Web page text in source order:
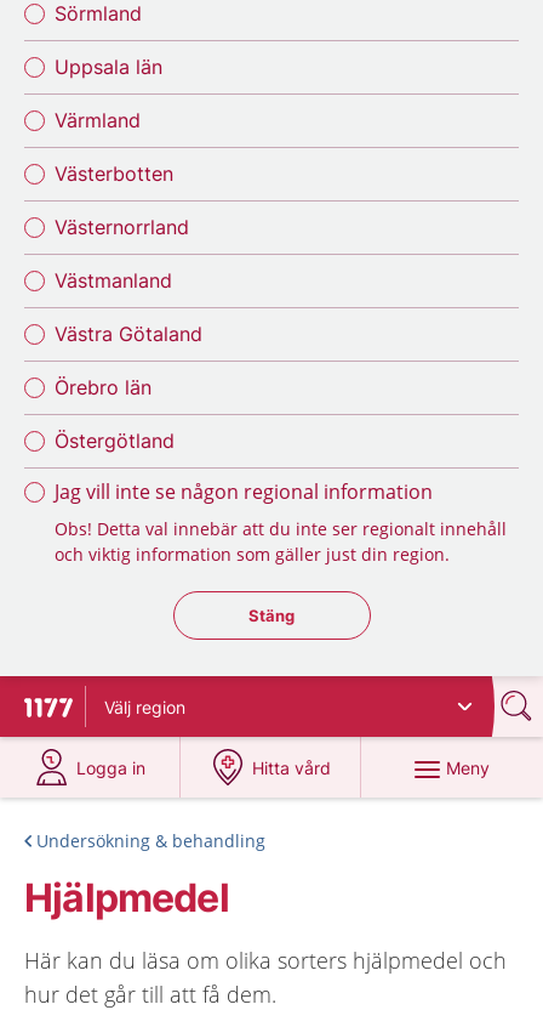
Sörmland
Uppsala län
Värmland
Västerbotten
Västernorrland
Västmanland
Västra Götaland
Örebro län
Östergötland
Jag vill inte se någon regional information
Obs! Detta val innebär att du inte ser regionalt innehåll
och viktig information som gäller just din region.
Stäng regionsväljaren
Stäng
Till startsidan för 1177
Välj region
Logga in
på 1177.se
Hitta vård
på 1177.se
Meny
Undersökning & behandling
Hjälpmedel
Här kan du läsa om olika sorters hjälpmedel och
hur det går till att få dem.